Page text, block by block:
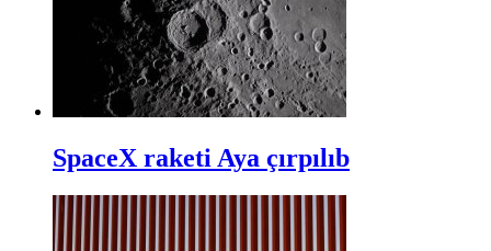
SpaceX raketi Aya çırpılıb